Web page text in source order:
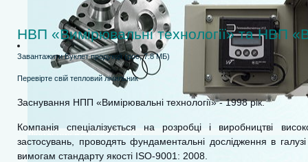
Лічильник пластової води
НВП «Вимірювальні технології» та НВП
Завантажити Буклет продукції (рос, 7.8 МБ)
Перевірте свій тепловий лічильник
Заснування НПП «Вимірювальні технології» - 1998 рік.
Компанія спеціалізується на розробці і виробництві
застосувань, проводять фундаментальні дослідження в
вимогам стандарту якості ISO-9001: 2008.